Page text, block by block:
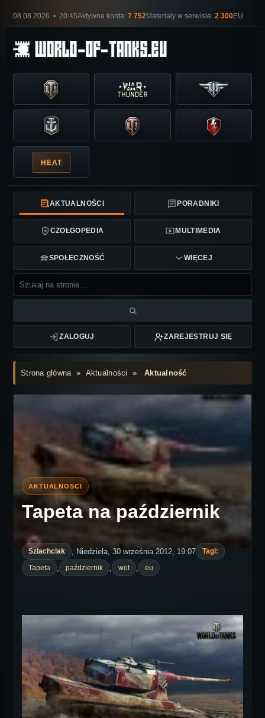
08.08.2026 • 20:45Aktywne konta: 7 752Materiały w serwisie: 2 300EU
HEAT
AKTUALNOŚCI PORADNIKI
CZOŁGOPEDIA MULTIMEDIA
SPOŁECZNOŚĆ WIĘCEJ
ZALOGUJ ZAREJESTRUJ SIĘ
Strona główna» Aktualności »Aktualność
Tapeta na październik
Szlachciak , Niedziela, 30 września 2012, 19:07
Tagi:
Tapeta
październik wot eu